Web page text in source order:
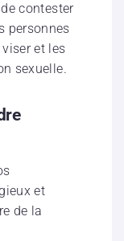
contester
personnes
et les
sexuelle.
et
de la